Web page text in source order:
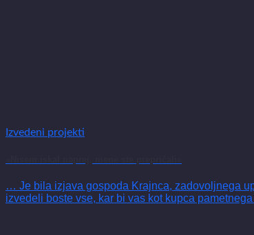
Izvedeni projekti
… Je bila izjava gospoda Krajnca, zadovoljnega
izvedeli boste vse, kar bi vas kot kupca